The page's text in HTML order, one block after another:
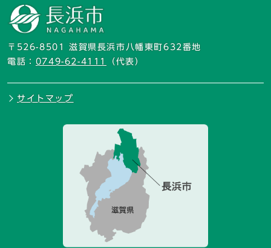
〒526-8501 滋賀県長浜市八幡東町632番地
電話： 0749-62-4111 （代表）
サイトマップ